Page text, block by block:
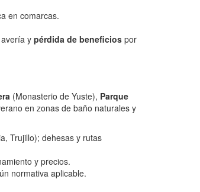
en comarcas.
y pérdida de beneficios por
(Monasterio de Yuste), Parque
en zonas de baño naturales y
Trujillo); dehesas y rutas
y precios.
normativa aplicable.